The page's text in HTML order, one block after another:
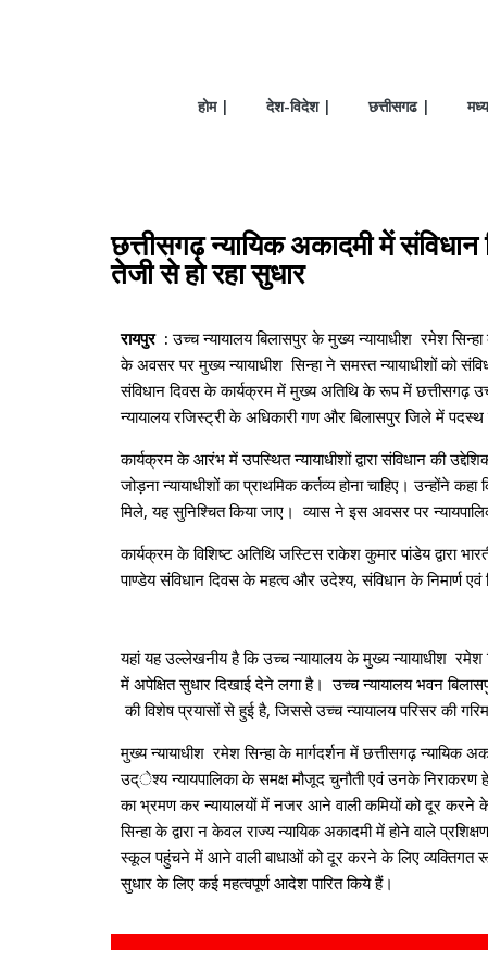
होम | देश-विदेश | छत्तीसगढ |
छत्तीसगढ़ न्यायिक अकादमी में
तेजी से हो रहा सुधार
रायपुर :उच्च न्यायालय बिलासपुर के मुख्य न्यायाधीश रमेश
के अवसर पर मुख्य न्यायाधीश सिन्हा ने समस्त न्यायाधीशों को
संविधान दिवस के कार्यक्रम में मुख्य अतिथि के रूप में छत्तीसगढ़
न्यायालय रजिस्ट्री के अधिकारी गण और बिलासपुर जिले में पदस्थ
कार्यक्रम के आरंभ में उपस्थित न्यायाधीशों द्वारा संविधान की
जोड़ना न्यायाधीशों का प्राथमिक कर्तव्य होना चाहिए। उन्होंने
मिले, यह सुनिश्चित किया जाए। व्यास ने इस अवसर पर
कार्यक्रम के विशिष्ट अतिथि जस्टिस राकेश कुमार पांडेय द्वारा
पाण्डेय संविधान दिवस के महत्व और उदेश्य, संविधान के निमार्ण
यहां यह उल्लेखनीय है कि उच्च न्यायालय के मुख्य न्यायाधीश रमेश
में अपेक्षित सुधार दिखाई देने लगा है। उच्च न्यायालय भवन
की विशेष प्रयासों से हुई है, जिससे उच्च न्यायालय परिसर की
मुख्य न्यायाधीश रमेश सिन्हा के मार्गदर्शन में छत्तीसगढ़ न्यायिक
उद्ेश्य न्यायपालिका के समक्ष मौजूद चुनौती एवं उनके निराकरण
का भ्रमण कर न्यायालयों में नजर आने वाली कमियों को दूर करने
सिन्हा के द्वारा न केवल राज्य न्यायिक अकादमी में होने वाले
स्कूल पहुंचने में आने वाली बाधाओं को दूर करने के लिए व्यक्तिगत
सुधार के लिए कई महत्वपूर्ण आदेश पारित किये हैं।